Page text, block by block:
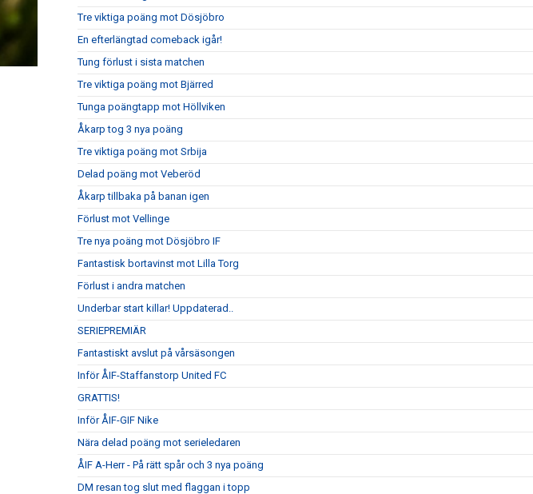
Tre viktiga poäng mot Dösjöbro
En efterlängtad comeback igår!
Tung förlust i sista matchen
Tre viktiga poäng mot Bjärred
Tunga poängtapp mot Höllviken
Åkarp tog 3 nya poäng
Tre viktiga poäng mot Srbija
Delad poäng mot Veberöd
Åkarp tillbaka på banan igen
Förlust mot Vellinge
Tre nya poäng mot Dösjöbro IF
Fantastisk bortavinst mot Lilla Torg
Förlust i andra matchen
Underbar start killar! Uppdaterad..
SERIEPREMIÄR
Fantastiskt avslut på vårsäsongen
Inför ÅIF-Staffanstorp United FC
GRATTIS!
Inför ÅIF-GIF Nike
Nära delad poäng mot serieledaren
ÅIF A-Herr - På rätt spår och 3 nya poäng
DM resan tog slut med flaggan i topp